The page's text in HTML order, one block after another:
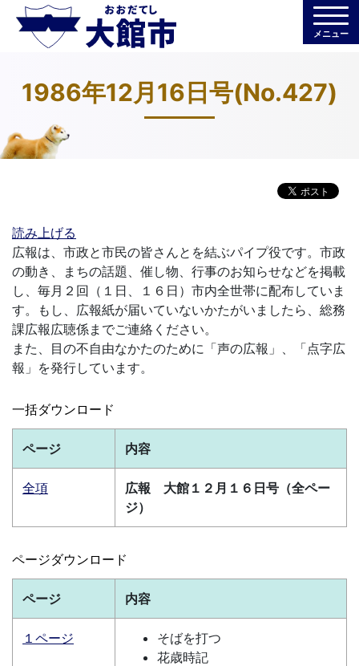
メニュー
1986年12月16日号(No.427)
読み上げる
広報は、市政と市民の皆さんとを結ぶパイプ役です。市政
の動き、まちの話題、催し物、行事のお知らせなどを掲載
し、毎月２回（１日、１６日）市内全世帯に配布していま
す。もし、広報紙が届いていないかたがいましたら、総務
課広報広聴係までご連絡ください。
また、目の不自由なかたのために「声の広報」、「点字広
報」を発行しています。
一括ダウンロード
ページ 内容
全項
広報 大館１２月１６日号（全ペー
ジ）
ページダウンロード
ページ 内容
１ページ
そばを打つ
花歳時記